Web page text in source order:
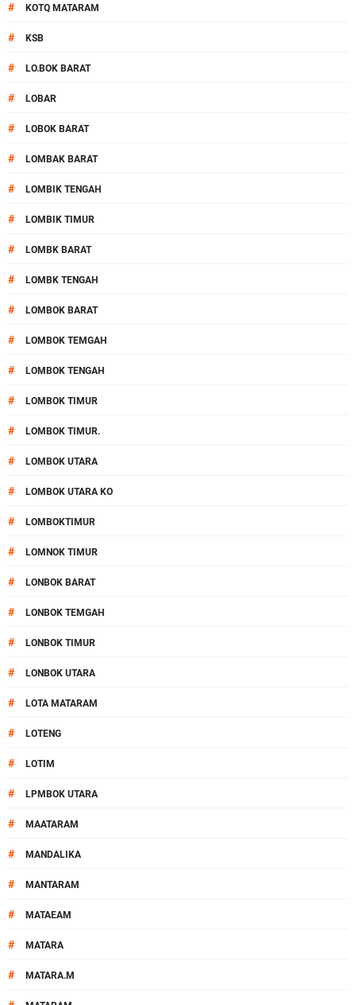
# KOTQ MATARAM
# KSB
# LO.BOK BARAT
# LOBAR
# LOBOK BARAT
# LOMBAK BARAT
# LOMBIK TENGAH
# LOMBIK TIMUR
# LOMBK BARAT
# LOMBK TENGAH
# LOMBOK BARAT
# LOMBOK TEMGAH
# LOMBOK TENGAH
# LOMBOK TIMUR
# LOMBOK TIMUR.
# LOMBOK UTARA
# LOMBOK UTARA KO
# LOMBOKTIMUR
# LOMNOK TIMUR
# LONBOK BARAT
# LONBOK TEMGAH
# LONBOK TIMUR
# LONBOK UTARA
# LOTA MATARAM
# LOTENG
# LOTIM
# LPMBOK UTARA
# MAATARAM
# MANDALIKA
# MANTARAM
# MATAEAM
# MATARA
# MATARA.M